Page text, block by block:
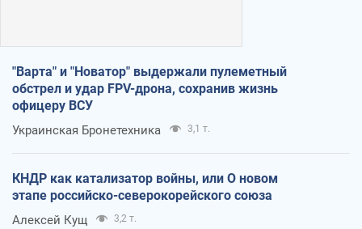
"Варта" и "Новатор" выдержали пулеметный
обстрел и удар FPV-дрона, сохранив жизнь
офицеру ВСУ
Украинская Бронетехника 3,1 т.
КНДР как катализатор войны, или О новом
этапе российско-северокорейского союза
Алексей Кущ 3,2 т.